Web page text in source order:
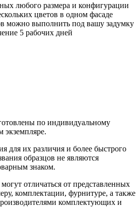
любого размера и конфигурации
цветов в одном фасаде
можно выполнить под вашу задумку
5 рабочих дней
по индивидуальному
экземпляре.
для их различия и более быстрого
образцов не являются
знаком.
отличаться от представленных
комплектации, фурнитуре, а также
комплектующих и